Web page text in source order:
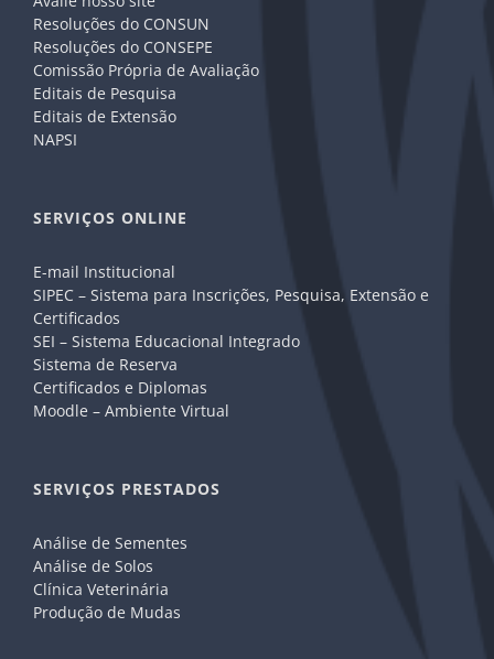
Resoluções do CONSUN
Resoluções do CONSEPE
Comissão Própria de Avaliação
Editais de Pesquisa
Editais de Extensão
NAPSI
SERVIÇOS ONLINE
E-mail Institucional
SIPEC – Sistema para Inscrições, Pesquisa, Extensão e
Certificados
SEI – Sistema Educacional Integrado
Sistema de Reserva
Certificados e Diplomas
Moodle – Ambiente Virtual
SERVIÇOS PRESTADOS
Análise de Sementes
Análise de Solos
Clínica Veterinária
Produção de Mudas